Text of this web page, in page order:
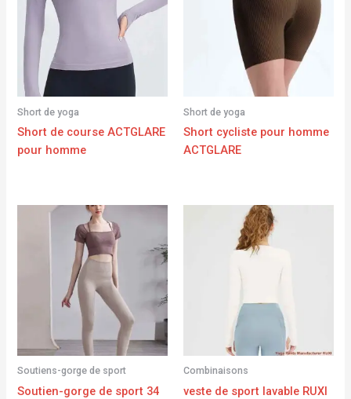
Short de yoga
Short de course ACTGLARE
pour homme
Short de yoga
Short cycliste pour homme
ACTGLARE
Soutiens-gorge de sport
Soutien-gorge de sport 34
Combinaisons
veste de sport lavable RUXI